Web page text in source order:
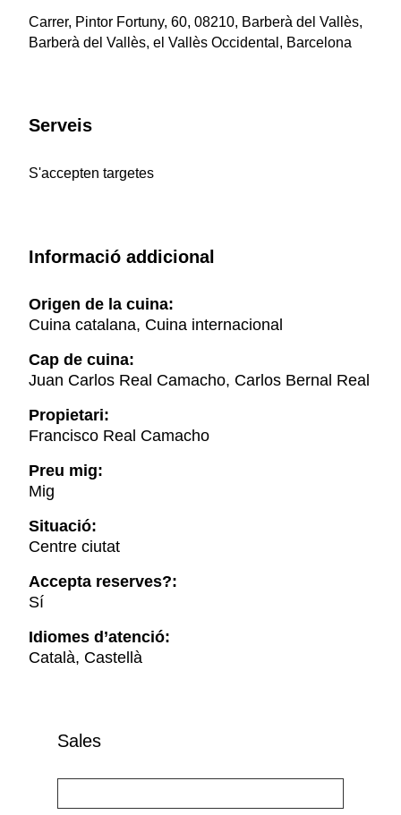
Carrer, Pintor Fortuny, 60, 08210, Barberà del Vallès,
Barberà del Vallès, el Vallès Occidental, Barcelona
Serveis
S'accepten targetes
Informació addicional
Origen de la cuina:
Cuina catalana, Cuina internacional
Cap de cuina:
Juan Carlos Real Camacho, Carlos Bernal Real
Propietari:
Francisco Real Camacho
Preu mig:
Mig
Situació:
Centre ciutat
Accepta reserves?:
Sí
Idiomes d’atenció:
Català, Castellà
Sales